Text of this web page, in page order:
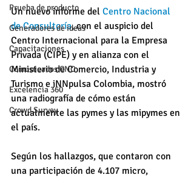
Prueba de producto
Generadores de ideas
Capacitaciones
Comunicados CNC
Excelencia 360
Crowd Survey
Un nuevo informe del Centro Nacional
de Consultoría, con el auspicio del
Centro Internacional para la Empresa
Privada (CIPE) y en alianza con el
Ministerio de Comercio, Industria y
Turismo e iNNpulsa Colombia, mostró
una radiografía de cómo están
actualmente las pymes y las mipymes en
el país.
Según los hallazgos, que contaron con
una participación de 4.107 micro,